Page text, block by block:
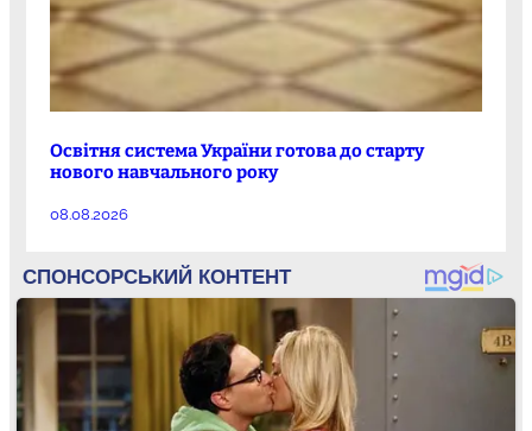
Освітня система України готова до старту
нового навчального року
08.08.2026